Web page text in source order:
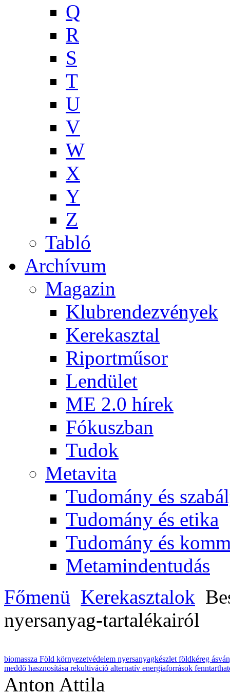
Q
R
S
T
U
V
W
X
Y
Z
Tabló
Archívum
Magazin
Klubrendezvények
Kerekasztal
Riportműsor
Lendület
ME 2.0 hírek
Fókuszban
Tudok
Metavita
Tudomány és
Tudomány és etika
Tudomány és
Metamindentudás
Főmenü Kerekasztalok
nyersanyag-tartalékairól
biomassza Föld környezetvédelem nyersanyagkészlet földkéreg
meddő hasznosítása rekultiváció alternatív energiaforrások
Anton Attila